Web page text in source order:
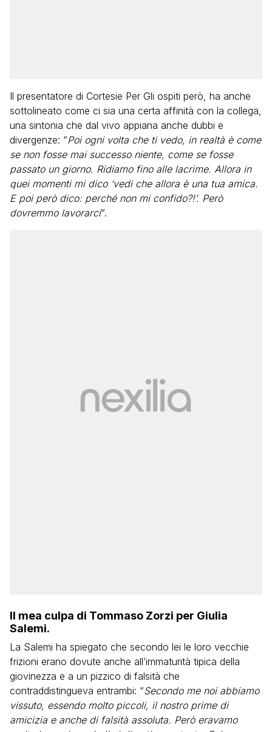
Il presentatore di Cortesie Per Gli ospiti però, ha anche
sottolineato come ci sia una certa affinità con la collega,
una sintonia che dal vivo appiana anche dubbi e
divergenze: “Poi ogni volta che ti vedo, in realtà è come
se non fosse mai successo niente, come se fosse
passato un giorno. Ridiamo fino alle lacrime. Allora in
quei momenti mi dico ‘vedi che allora è una tua amica.
E poi però dico: perché non mi confido?!’. Però
dovremmo lavorarci“.
Il mea culpa di Tommaso Zorzi per Giulia
Salemi.
La Salemi ha spiegato che secondo lei le loro vecchie
frizioni erano dovute anche all’immaturità tipica della
giovinezza e a un pizzico di falsità che
contraddistingueva entrambi: “Secondo me noi abbiamo
vissuto, essendo molto piccoli, il nostro prime di
amicizia e anche di falsità assoluta. Però eravamo